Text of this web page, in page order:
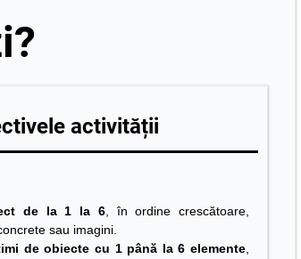
activității
de la 1 la 6, în ordine crescătoare,
sau imagini.
de obiecte cu 1 până la 6 elemente